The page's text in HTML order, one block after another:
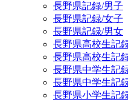
長野県記録/男子
長野県記録/女子
長野県記録/男女
長野県高校生記
長野県高校生記
長野県中学生記
長野県中学生記
長野県小学生記